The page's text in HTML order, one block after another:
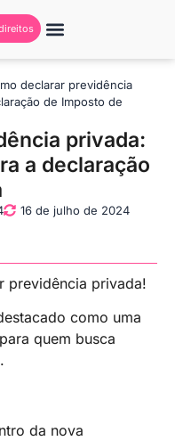
declarar previdência
de Imposto de
privada:
a declaração
16 de julho de 2024
previdência privada!
como uma
quem busca
da nova